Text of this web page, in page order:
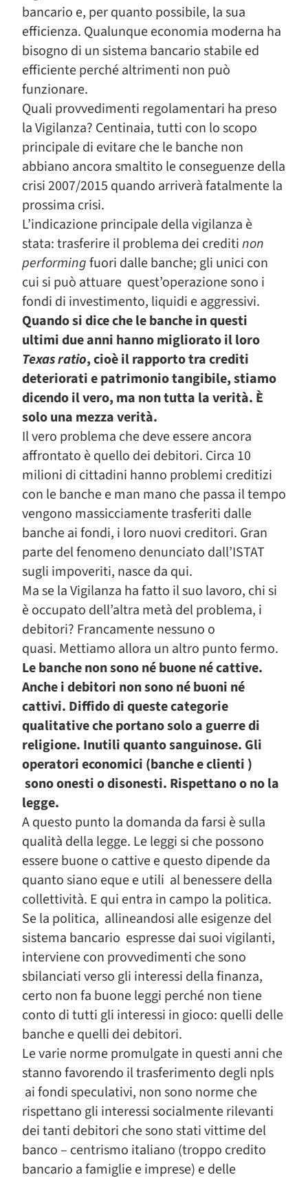
bancario e, per quanto possibile, la sua
efficienza. Qualunque economia moderna ha
bisogno di un sistema bancario stabile ed
efficiente perché altrimenti non può
funzionare.
Quali provvedimenti regolamentari ha preso
la Vigilanza? Centinaia, tutti con lo scopo
principale di evitare che le banche non
abbiano ancora smaltito le conseguenze della
crisi 2007/2015 quando arriverà fatalmente la
prossima crisi.
L’indicazione principale della vigilanza è
stata: trasferire il problema dei creditinon
performingfuori dalle banche; gli unici con
cui si può attuare quest’operazione sono i
fondi di investimento, liquidi e aggressivi.
Quando si dice che le banche in questi
ultimi due anni hanno migliorato il loro
Texas ratio, cioè il rapporto tra crediti
deteriorati e patrimonio tangibile, stiamo
dicendo il vero, ma non tutta la verità. È
solo una mezza verità.
Il vero problema che deve essere ancora
affrontato è quello dei debitori. Circa 10
milioni di cittadini hanno problemi creditizi
con le banche e man mano che passa il tempo
vengono massicciamente trasferiti dalle
banche ai fondi, i loro nuovi creditori. Gran
parte del fenomeno denunciato dall’ISTAT
sugli impoveriti, nasce da qui.
Ma se la Vigilanza ha fatto il suo lavoro, chi si
è occupato dell’altra metà del problema, i
debitori? Francamente nessuno o
quasi. Mettiamo allora un altro punto fermo.
Le banche non sono né buone né cattive.
Anche i debitori non sono né buoni né
cattivi. Diffido di queste categorie
qualitative che portano solo a guerre di
religione. Inutili quanto sanguinose. Gli
operatori economici (banche e clienti )
sono onesti o disonesti. Rispettano o no la
legge.
A questo punto la domanda da farsi è sulla
qualità della legge. Le leggi si che possono
essere buone o cattive e questo dipende da
quanto siano eque e utili al benessere della
collettività. E qui entra in campo la politica.
Se la politica, allineandosi alle esigenze del
sistema bancario espresse dai suoi vigilanti,
interviene con provvedimenti che sono
sbilanciati verso gli interessi della finanza,
certo non fa buone leggi perché non tiene
conto di tutti gli interessi in gioco: quelli delle
banche e quelli dei debitori.
Le varie norme promulgate in questi anni che
stanno favorendo il trasferimento degli npls
ai fondi speculativi, non sono norme che
rispettano gli interessi socialmente rilevanti
dei tanti debitori che sono stati vittime del
banco – centrismo italiano (troppo credito
bancario a famiglie e imprese) e delle